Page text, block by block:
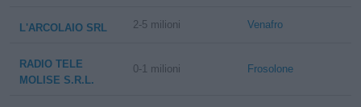
L'ARCOLAIO SRL 2-5 milioni Venafro
RADIO TELE
MOLISE S.R.L.
0-1 milioni Frosolone